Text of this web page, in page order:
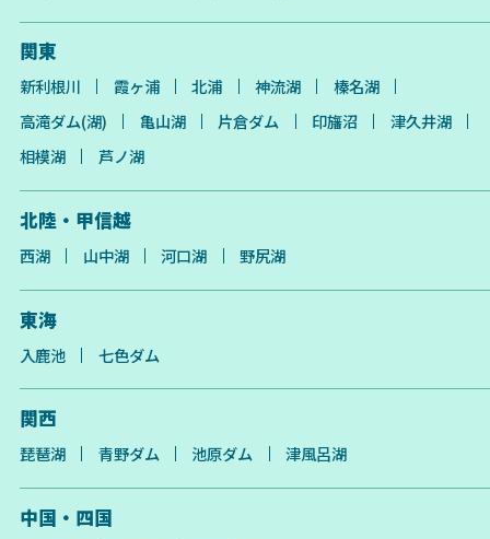
関東
新利根川 霞ヶ浦 北浦 神流湖
榛名湖
高滝ダム(湖)
亀山湖 片倉ダム 印旛沼
津久井湖
相模湖
芦ノ湖
北陸・甲信越
西湖 山中湖 河口湖 野尻湖
東海
入鹿池 七色ダム
関西
琵琶湖 青野ダム 池原ダム 津風呂湖
中国・四国